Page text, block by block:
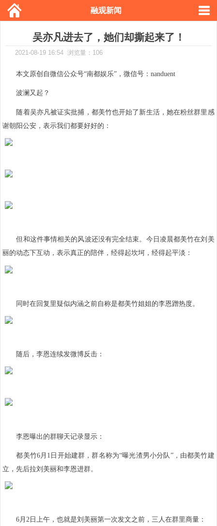
融观新闻
吴亦凡进去了，她们却撕起来了！
2021-08-19 16:54 浏览量：106
本文原创自微信公众号“南都娱乐”，微信号：nanduent
波澜又起？
随着吴亦凡被证实批捕，都美竹也开始了新生活，她在粉丝群里感
谢朝阳公安，表示我们都要好好的：
但和这件事情相关的风波还没有完全结束。今日凌晨都美竹在刘美
丽的动态下互动，表示真正的陪伴，经得起坎坷，经得起平淡：
同时在回复里疑似内涵之前自称是都美竹姐姐的李恩蹭热度。
随后，李恩连续发微博反击：
李恩曝出的群聊天记录显示：
都美竹6月1日开始建群，群名称为“曝光渣男小分队”，由都美竹建
立，先后拉刘美丽和李恩进群。
6月2日上午，也就是刘美丽第一次发文之前，三人在群里商量：